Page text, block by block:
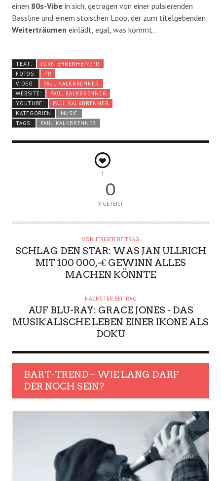
einen 80s-Vibe in sich, getragen von einer pulsierenden
Bassline und einem stoischen Loop, der zum titelgebenden
Weiterträumen einlädt, egal, was kommt…
TEXT:
JÖRN EHRENHEIM/PR
FOTOS:
PR
VIDEO:
PAUL KALKBRENNER
WEBSITE:
PAUL KALKBRENNER
YOUTUBE:
PAUL KALKBRENNER
KATEGORIEN
MUSIC
TAGS:
PAUL KALKBRENNER
1
0
X GETEILT
VORHERIGER BEITRAG
SCHLAG DEN STAR: WAS JAN ULLRICH
MIT 100 000,-€ GEWINN ALLES
MACHEN KÖNNTE
NÄCHSTER BEITRAG
AUF BLU-RAY: GRACE JONES - DAS
MUSIKALISCHE LEBEN EINER IKONE ALS
DOKU
BART-TREND – WIE LANG DARF
DER NOCH SEIN?